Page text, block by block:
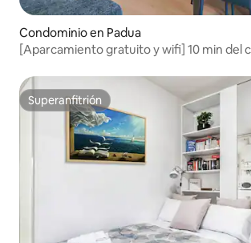
Condominio en Padua
[Aparcamiento gratuito y wifi] 10 min del
Superanfitrión
Superanfitrión